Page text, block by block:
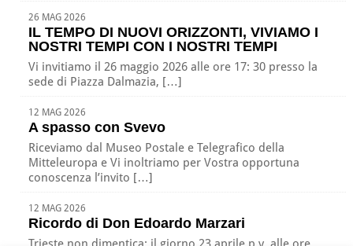
26 MAG 2026
IL TEMPO DI NUOVI ORIZZONTI, VIVIAMO I
NOSTRI TEMPI CON I NOSTRI TEMPI
Vi invitiamo il 26 maggio 2026 alle ore 17: 30 presso la
sede di Piazza Dalmazia, […]
12 MAG 2026
A spasso con Svevo
Riceviamo dal Museo Postale e Telegrafico della
Mitteleuropa e Vi inoltriamo per Vostra opportuna
conoscenza l’invito […]
12 MAG 2026
Ricordo di Don Edoardo Marzari